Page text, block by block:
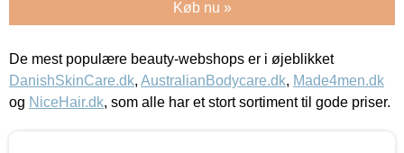
Køb nu »
De mest populære beauty-webshops er i øjeblikket
DanishSkinCare.dk, AustralianBodycare.dk, Made4men.dk
og NiceHair.dk, som alle har et stort sortiment til gode priser.